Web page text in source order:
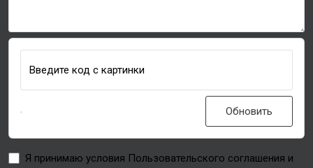
Введите код с картинки
Обновить
Я принимаю условия Пользовательского соглашения и